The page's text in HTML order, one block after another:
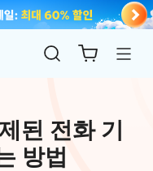
된 전화 기
방법